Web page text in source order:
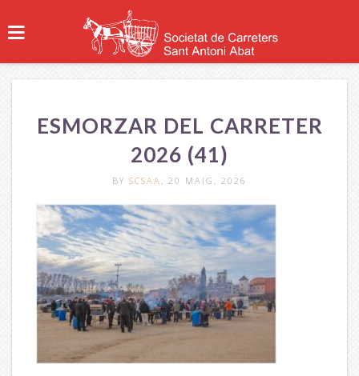
ESMORZAR DEL CARRETER
2026 (41)
BY SCSAA , 20 MAIG, 2026